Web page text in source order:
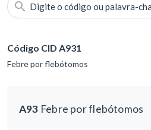
Digite o código ou palavra-
Código CID A931
Febre por flebótomos
A93 Febre por flebótomos